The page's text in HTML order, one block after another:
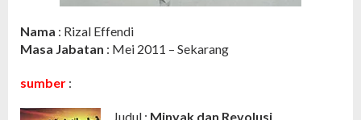
Nama : Rizal Effendi
Masa Jabatan : Mei 2011 – Sekarang
sumber :
Judul : Minyak dan Revolusi